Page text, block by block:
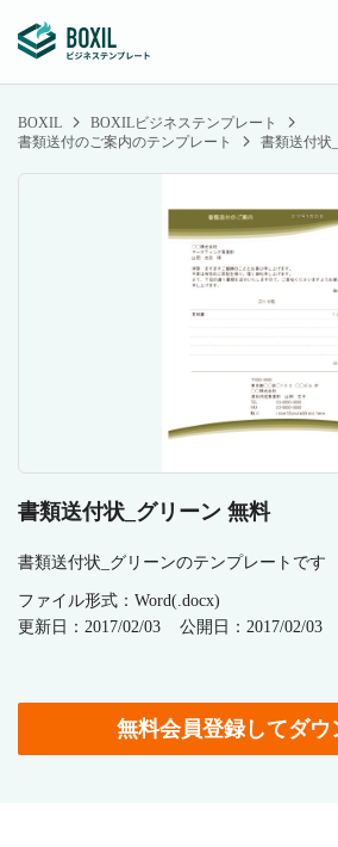
BOXIL
BOXILビジネステンプレート
書類送付のご案内のテンプレート
書類送付状
書類送付状_グリーン 無料
書類送付状_グリーンのテンプレートです
ファイル形式：Word(.docx)
更新日：2017/02/03
公開日：2017/02/03
無料会員登録してダウ